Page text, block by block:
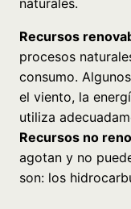
Recursos
procesos
consumo.
el viento, la
utiliza
Recursos no
agotan y no
son: los